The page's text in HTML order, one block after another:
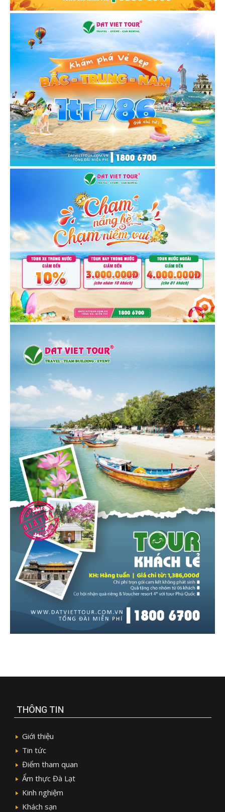
THÔNG TIN
Giới thiệu
Tin tức
Điểm tham quan
Ẩm thực Đà Lạt
Kinh nghiệm
Khách sạn